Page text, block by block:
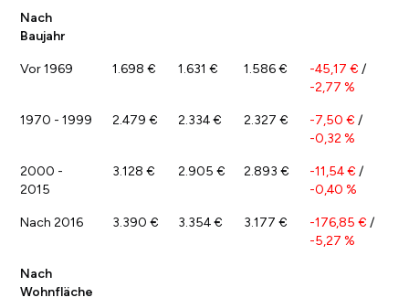
Nach
Baujahr
Vor 1969 1.698 € 1.631 € 1.586 € -45,17 € /
-2,77 %
1970 - 1999 2.479 € 2.334 € 2.327 € -7,50 € /
-0,32 %
2000 -
2015
3.128 € 2.905 € 2.893 € -11,54 € /
-0,40 %
Nach 2016 3.390 € 3.354 € 3.177 € -176,85 € /
-5,27 %
Nach
Wohnfläche